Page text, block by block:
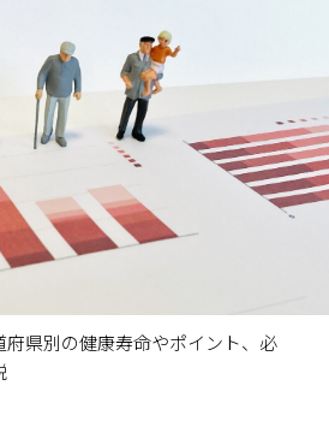
県別の健康寿命やポイント、必